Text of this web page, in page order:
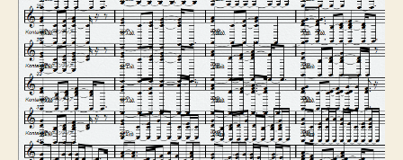
か
ら
作
成
す
る
方
法